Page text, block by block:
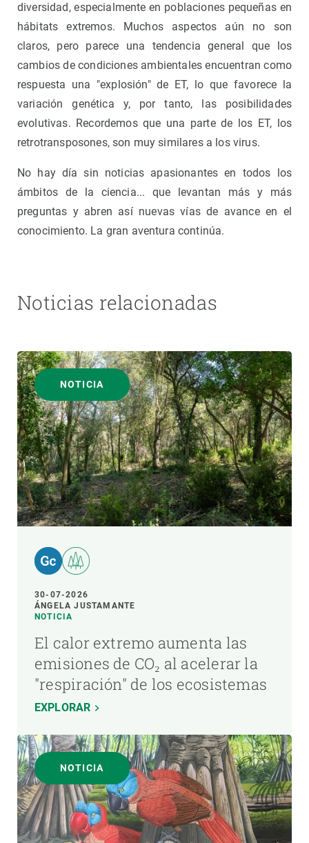
diversidad, especialmente en poblaciones pequeñas en
hábitats extremos. Muchos aspectos aún no son
claros, pero parece una tendencia general que los
cambios de condiciones ambientales encuentran como
respuesta una "explosión" de ET, lo que favorece la
variación genética y, por tanto, las posibilidades
evolutivas. Recordemos que una parte de los ET, los
retrotransposones, son muy similares a los virus.
No hay día sin noticias apasionantes en todos los
ámbitos de la ciencia... que levantan más y más
preguntas y abren así nuevas vías de avance en el
conocimiento. La gran aventura continúa.
Noticias relacionadas
NOTICIA
30-07-2026
ÁNGELA JUSTAMANTE
NOTICIA
El calor extremo aumenta las
emisiones de CO₂ al acelerar la
"respiración" de los ecosistemas
EXPLORAR
NOTICIA